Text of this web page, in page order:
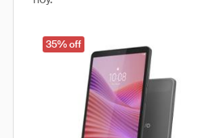
35% off